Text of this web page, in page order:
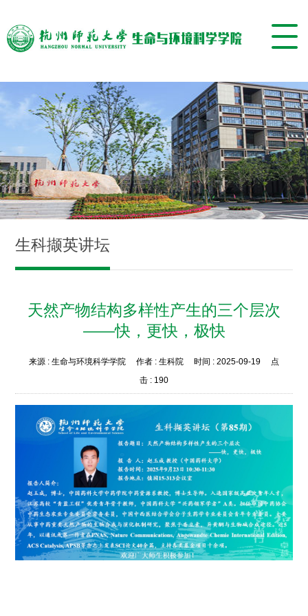
生科撷英讲坛
天然产物结构多样性产生的三个层次
——快，更快，极快
来源 : 生命与环境科学学院 作者 : 生科院 时间 : 2025-09-19 点
击 : 190